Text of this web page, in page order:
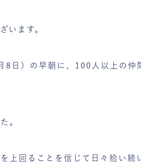
います。
8日）の早朝に、100人以上の
。
上回ることを信じて日々拾い続